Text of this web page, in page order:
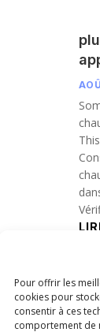
Pour offrir les
cookies pour
consentir à ces
comportement de